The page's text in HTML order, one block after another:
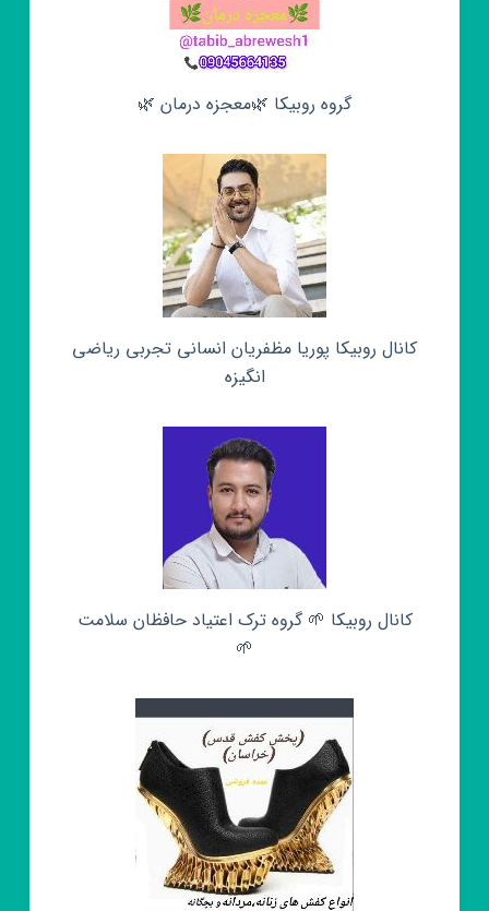
گروه روبیکا 🌿معجزه درمان 🌿
کانال روبیکا پوریا مظفریان انسانی تجربی ریاضی
انگیزه
کانال روبیکا 🌱 گروه ترک اعتیاد حافظان سلامت
🌱